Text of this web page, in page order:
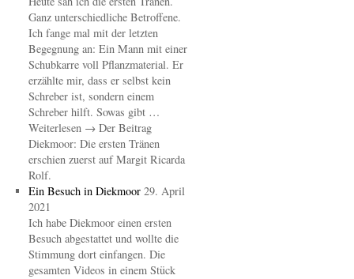
Ganz unterschiedliche Betroffene.
Ich fange mal mit der letzten
Begegnung an: Ein Mann mit einer
Schubkarre voll Pflanzmaterial. Er
erzählte mir, dass er selbst kein
Schreber ist, sondern einem
Schreber hilft. Sowas gibt …
Weiterlesen → Der Beitrag
Diekmoor: Die ersten Tränen
erschien zuerst auf Margit Ricarda
Rolf.
Ein Besuch in Diekmoor 29. April
2021
Ich habe Diekmoor einen ersten
Besuch abgestattet und wollte die
Stimmung dort einfangen. Die
gesamten Videos in einem Stück